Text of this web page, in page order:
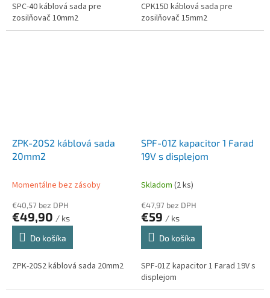
SPC-40 káblová sada pre
zosilňovač 10mm2
CPK15D káblová sada pre
zosilňovač 15mm2
ZPK-20S2 káblová sada
20mm2
Momentálne bez zásoby
€40,57 bez DPH
€49,90 / ks
Do košíka
ZPK-20S2 káblová sada 20mm2
SPF-01Z kapacitor 1 Farad
19V s displejom
Skladom (2 ks)
€47,97 bez DPH
€59 / ks
Do košíka
SPF-01Z kapacitor 1 Farad 19V s
displejom